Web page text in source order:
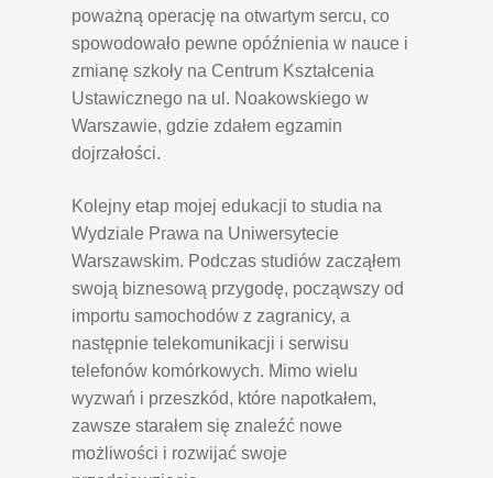
poważną operację na otwartym sercu, co
spowodowało pewne opóźnienia w nauce i
zmianę szkoły na Centrum Kształcenia
Ustawicznego na ul. Noakowskiego w
Warszawie, gdzie zdałem egzamin
dojrzałości.
Kolejny etap mojej edukacji to studia na
Wydziale Prawa na Uniwersytecie
Warszawskim. Podczas studiów zacząłem
swoją biznesową przygodę, począwszy od
importu samochodów z zagranicy, a
następnie telekomunikacji i serwisu
telefonów komórkowych. Mimo wielu
wyzwań i przeszkód, które napotkałem,
zawsze starałem się znaleźć nowe
możliwości i rozwijać swoje